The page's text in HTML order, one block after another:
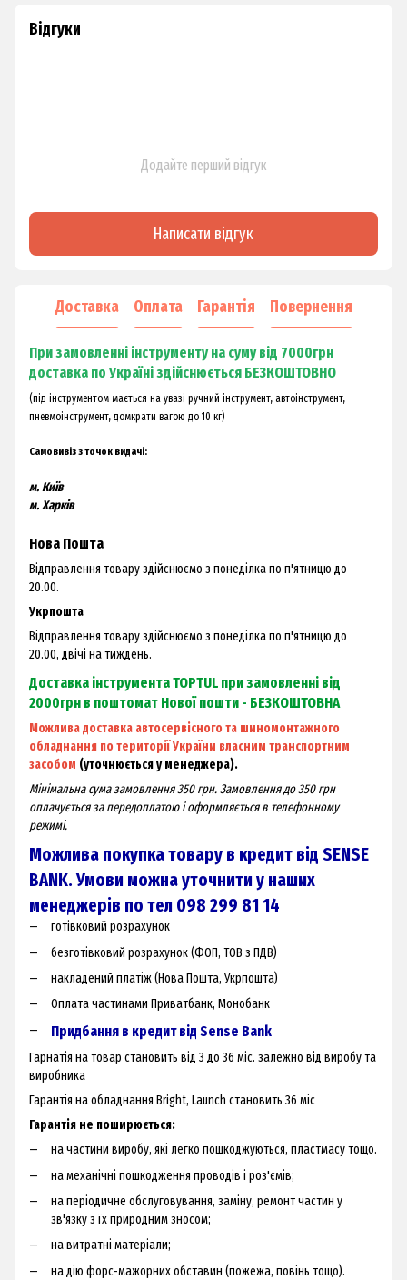
Відгуки
Додайте перший відгук
Написати відгук
Доставка Оплата Гарантія Повернення
При замовленні інструменту на суму від 7000грн
доставка по Україні здійснюється БЕЗКОШТОВНО
(під інструментом мається на увазі ручний інструмент, автоінструмент,
пневмоінструмент, домкрати вагою до 10 кг)
Самовивіз з точок видачі:
м. Київ
м. Харків
Нова Пошта
Відправлення товару здійснюємо з понеділка по п'ятницю до
20.00.
Укрпошта
Відправлення товару здійснюємо з понеділка по п'ятницю до
20.00, двічі на тиждень.
Доставка інструмента TOPTUL при замовленні від
2000грн в поштомат Нової пошти - БЕЗКОШТОВНА
Можлива доставка автосервісного та шиномонтажного
обладнання по території України власним транспортним
засобом (уточнюється у менеджера).
Мінімальна сума замовлення 350 грн. Замовлення до 350 грн
оплачується за передоплатою і оформляється в телефонному
режимі.
Можлива покупка товару в кредит від SENSE
BANK. Умови можна уточнити у наших
менеджерів по тел 098 299 81 14
готівковий розрахунок
безготівковий розрахунок (ФОП, ТОВ з ПДВ)
накладений платіж (Нова Пошта, Укрпошта)
Оплата частинами Приватбанк, Монобанк
Придбання в кредит від Sense Bank
Гарнатія на товар становить від 3 до 36 міс. залежно від виробу та
виробника
Гарантія на обладнання Bright, Launch становить 36 міс
Гарантія не поширюється:
на частини виробу, які легко пошкоджуються, пластмасу тощо.
на механічні пошкодження проводів і роз'ємів;
на періодичне обслуговування, заміну, ремонт частин у
зв'язку з їх природним зносом;
на витратні матеріали;
на дію форс-мажорних обставин (пожежа, повінь тощо).